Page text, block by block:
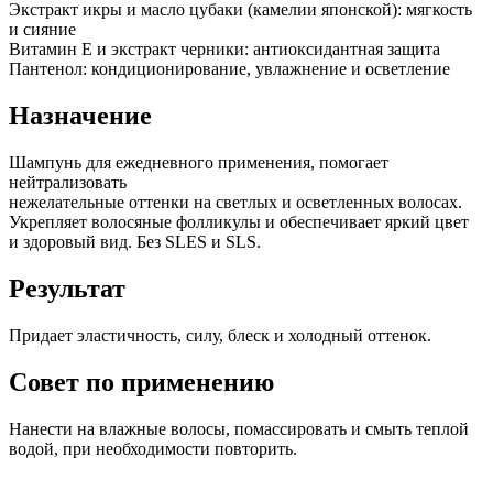
Экстракт икры и масло цубаки (камелии японской): мягкость
и сияние
Витамин Е и экстракт черники: антиоксидантная защита
Пантенол: кондиционирование, увлажнение и осветление
Назначение
Шампунь для ежедневного применения, помогает
нейтрализовать
нежелательные оттенки на светлых и осветленных волосах.
Укрепляет волосяные фолликулы и обеспечивает яркий цвет
и здоровый вид. Без SLES и SLS.
Результат
Придает эластичность, силу, блеск и холодный оттенок.
Совет по применению
Нанести на влажные волосы, помассировать и смыть теплой
водой, при необходимости повторить.